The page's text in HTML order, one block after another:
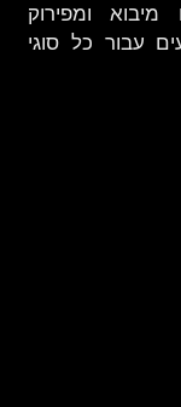
ומפירוק
עבור כל סוגי